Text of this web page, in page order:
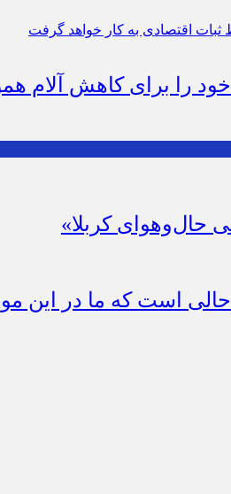
را برای کاهش آلام
حال‌وهوای کربلا»
است که ما در این